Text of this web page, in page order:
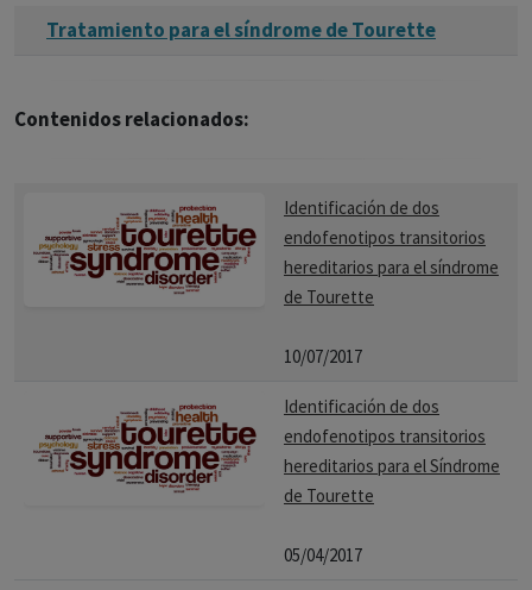
Tratamiento para el síndrome de Tourette
Contenidos relacionados:
Identificación de dos
endofenotipos transitorios
hereditarios para el síndrome
de Tourette
10/07/2017
Identificación de dos
endofenotipos transitorios
hereditarios para el Síndrome
de Tourette
05/04/2017